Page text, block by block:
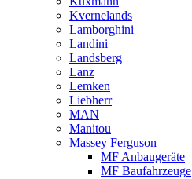
Kvernelands
Lamborghini
Landini
Landsberg
Lanz
Lemken
Liebherr
MAN
Manitou
Massey Ferguson
MF Anbaugeräte
MF Baufahrzeuge